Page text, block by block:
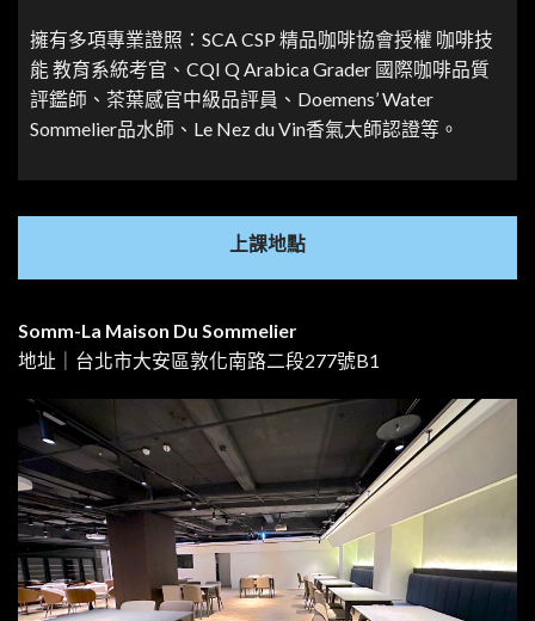
擁有多項專業證照：SCA CSP 精品咖啡協會授權 咖啡技
能 教育系統考官、CQI Q Arabica Grader 國際咖啡品質
評鑑師、茶葉感官中級品評員、Doemens’ Water
Sommelier品水師、Le Nez du Vin香氣大師認證等。
上課地點
Somm-La Maison Du Sommelier
地址｜台北市大安區敦化南路二段277號B1